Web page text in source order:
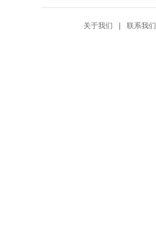
关于我们 联系我们